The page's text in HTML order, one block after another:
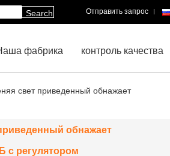
Отправить запрос |
Search
фабрика контроль качества
свет приведенный обнажает
обнажает
с регулятором